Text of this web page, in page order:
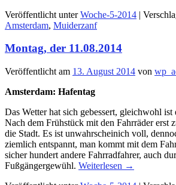
Veröffentlicht unter Woche-5-2014 |
Amsterdam, Muiderzanf
Montag, der 11.08.2014
Veröffentlicht am 13. August 2014 von
Amsterdam: Hafentag
Das Wetter hat sich gebessert, gleichwohl ist
Nach dem Frühstück mit den Fahrräder erst
die Stadt. Es ist unwahrscheinich voll,
ziemlich entspannt, man kommt mit dem
sicher hundert andere Fahrradfahrer, auch
Fußgängergewühl. Weiterlesen →